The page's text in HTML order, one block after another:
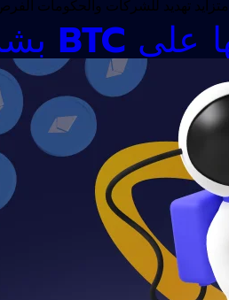
متزايد تهديد للشركات